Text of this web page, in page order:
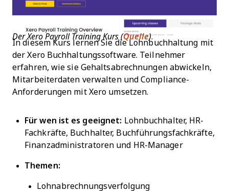
Der Xero Payroll Training Kurs (Quelle).
In diesem Kurs lernen Sie die Lohnbuchhaltung mit
der Xero Buchhaltungssoftware. Teilnehmer
erfahren, wie sie Gehaltsabrechnungen abwickeln,
Mitarbeiterdaten verwalten und Compliance-
Anforderungen mit Xero umsetzen.
Für wen ist es geeignet: Lohnbuchhalter, HR-
Fachkräfte, Buchhalter, Buchführungsfachkräfte,
Finanzadministratoren und HR-Manager
Themen:
Lohnabrechnungsverfolgung